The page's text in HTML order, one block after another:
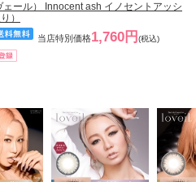
ェール） Innocent ash イノセントアッシ
）
当店特別価格1,760円 (税込)